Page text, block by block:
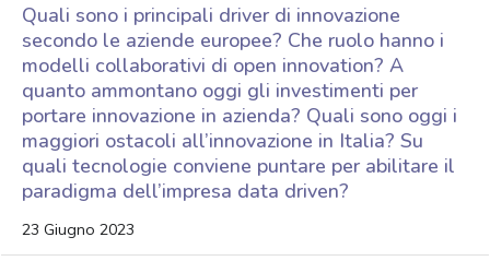
Quali sono i principali driver di innovazione
secondo le aziende europee? Che ruolo hanno i
modelli collaborativi di open innovation? A
quanto ammontano oggi gli investimenti per
portare innovazione in azienda? Quali sono oggi i
maggiori ostacoli all’innovazione in Italia? Su
quali tecnologie conviene puntare per abilitare il
paradigma dell’impresa data driven?
23 Giugno 2023